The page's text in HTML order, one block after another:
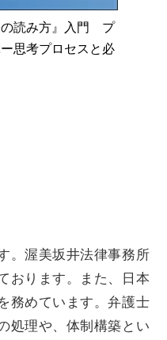
の読み方』入門 プ
思考プロセスと必
。渥美坂井法律事務所
おります。また、日本
務めています。弁護士
処理や、体制構築とい